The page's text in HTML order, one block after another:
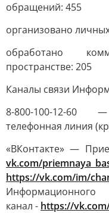
обращений: 455
организовано
обработано
пространстве: 205
Каналы связи
8-800-100-12-60
телефонная линия
«ВКонтакте» —
vk.com/
https://vk.com/im/
канал - https://